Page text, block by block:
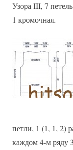
Узора III, 7
1 кромочная.
петли, 1 (1, 1, 2)
каждом 4-м ряду